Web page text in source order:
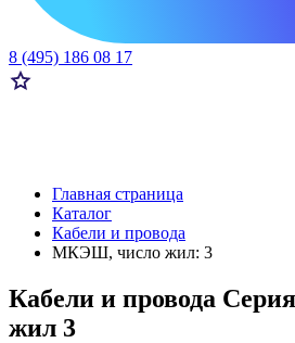
8 (495) 186 08 17
Главная страница
Каталог
Кабели и провода
МКЭШ, число жил: 3
Кабели и провода
жил 3